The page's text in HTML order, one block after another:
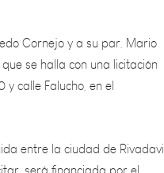
se halla con una licitación
Falucho, en el
la ciudad de Rivadavia y
será financiada por el